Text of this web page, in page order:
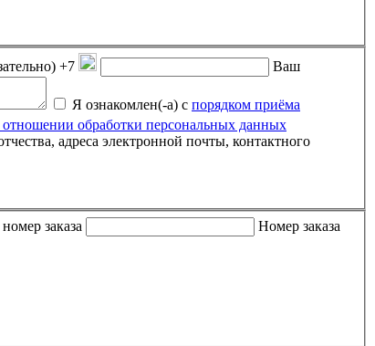
+7 Ваш
Я ознакомлен(-а) с порядком приёма
обработки персональных данных
пожалуйста, укажите свой номер заказа
Номер заказа